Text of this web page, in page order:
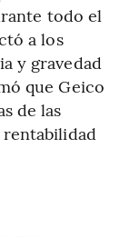
todo el
a los
y gravedad
que Geico
de las